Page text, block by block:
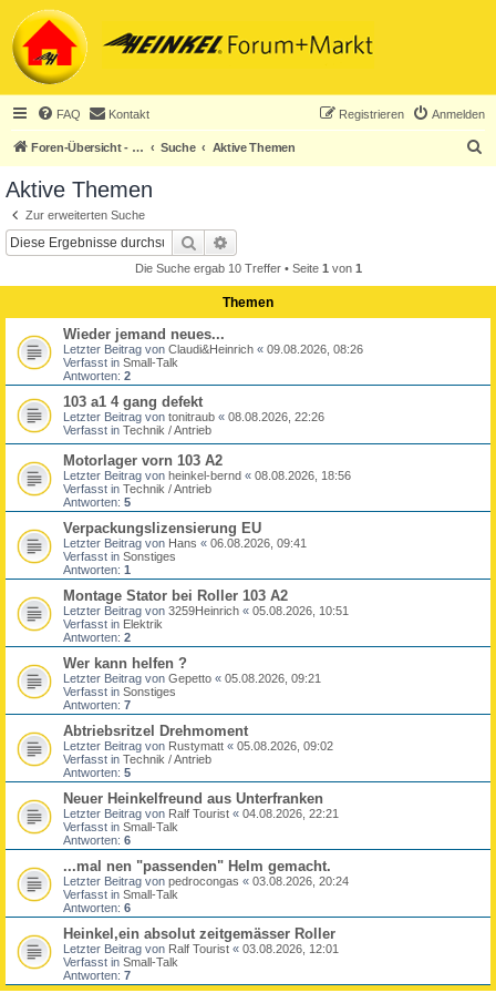
FAQ Kontakt Anmelden
Registrieren
Foren-Übersicht - ACHTUNG! Neuregistrierung nur noch für Heinkel-Club-Mitglieder! Suche Aktive Themen
Aktive Themen
Zur erweiterten Suche
Suche
Die Suche ergab 10 Treffer • Seite 1 von 1
Themen
Wieder jemand neues...
Letzter Beitrag von Claudi&Heinrich « 09.08.2026, 08:26
Verfasst in Small-Talk
Antworten: 2
103 a1 4 gang defekt
Letzter Beitrag von tonitraub « 08.08.2026, 22:26
Verfasst in Technik / Antrieb
Motorlager vorn 103 A2
Letzter Beitrag von heinkel-bernd « 08.08.2026, 18:56
Verfasst in Technik / Antrieb
Antworten: 5
Verpackungslizensierung EU
Letzter Beitrag von Hans « 06.08.2026, 09:41
Verfasst in Sonstiges
Antworten: 1
Montage Stator bei Roller 103 A2
Letzter Beitrag von 3259Heinrich « 05.08.2026, 10:51
Verfasst in Elektrik
Antworten: 2
Wer kann helfen ?
Letzter Beitrag von Gepetto « 05.08.2026, 09:21
Verfasst in Sonstiges
Antworten: 7
Abtriebsritzel Drehmoment
Letzter Beitrag von Rustymatt « 05.08.2026, 09:02
Verfasst in Technik / Antrieb
Antworten: 5
Neuer Heinkelfreund aus Unterfranken
Letzter Beitrag von Ralf Tourist « 04.08.2026, 22:21
Verfasst in Small-Talk
Antworten: 6
...mal nen "passenden" Helm gemacht.
Letzter Beitrag von pedrocongas « 03.08.2026, 20:24
Verfasst in Small-Talk
Antworten: 6
Heinkel,ein absolut zeitgemässer Roller
Letzter Beitrag von Ralf Tourist « 03.08.2026, 12:01
Verfasst in Small-Talk
Antworten: 7